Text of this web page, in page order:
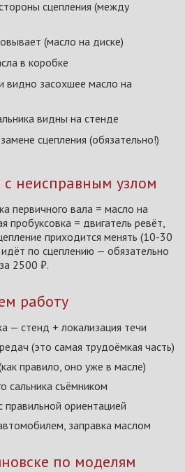
сцепления (между
(масло на диске)
в коробке
видно засохшее масло на
видны на стенде
сцепления (обязательно!)
неисправным узлом
первичного вала = масло на
пробуксовка = двигатель ревёт,
приходится менять (10-30
по сцеплению — обязательно
2500 ₽.
работу
— стенд + локализация течи
(это самая трудоёмкая часть)
правило, оно уже в масле)
сальника съёмником
правильной ориентацией
заправка маслом
по моделям